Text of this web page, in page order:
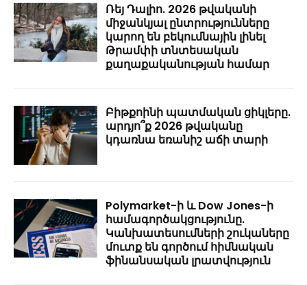
Ռեյ Դալիո. 2026 թվականի
միջանկյալ ընտրությունները
կարող են բեկումնային լինել
Թրամփի տնտեսական
քաղաքականության համար
Բիթքոինի պատմական ցիկլերը.
արդյո՞ք 2026 թվականը
կդառնա եռանիշ աճի տարի
Polymarket-ի և Dow Jones-ի
համագործակցությունը.
Կանխատեսումների շուկաները
մուտք են գործում հիմնական
ֆինանսական լրատվություն